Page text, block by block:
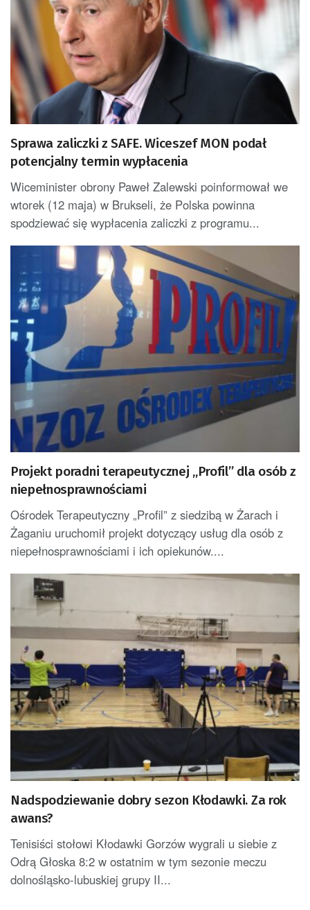
Sprawa zaliczki z SAFE. Wiceszef MON podał
potencjalny termin wypłacenia
Wiceminister obrony Paweł Zalewski poinformował we
wtorek (12 maja) w Brukseli, że Polska powinna
spodziewać się wypłacenia zaliczki z programu...
Projekt poradni terapeutycznej „Profil” dla osób z
niepełnosprawnościami
Ośrodek Terapeutyczny „Profil” z siedzibą w Żarach i
Żaganiu uruchomił projekt dotyczący usług dla osób z
niepełnosprawnościami i ich opiekunów....
Nadspodziewanie dobry sezon Kłodawki. Za rok
awans?
Tenisiści stołowi Kłodawki Gorzów wygrali u siebie z
Odrą Głoska 8:2 w ostatnim w tym sezonie meczu
dolnośląsko-lubuskiej grupy II...